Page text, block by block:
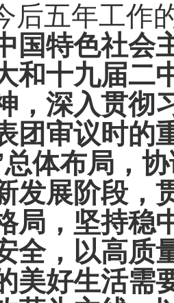
五年工作的
国特色社会
和十九届二
，深入贯彻
团审议时的
体布局，
发展阶段，
局，坚持稳
全，以高质
美好生活需